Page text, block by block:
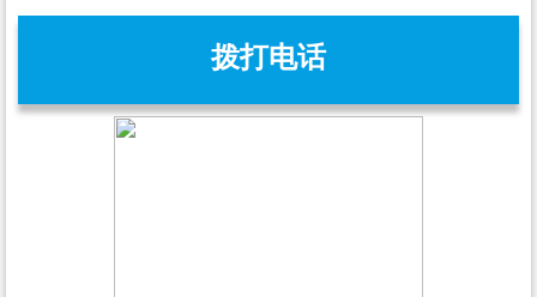
拨打电话